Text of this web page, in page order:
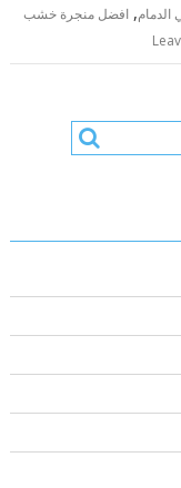
,افضل منجرة خشب